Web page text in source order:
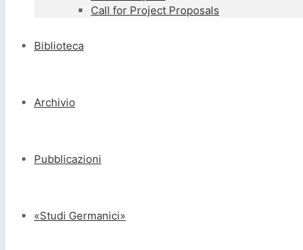
Call for Project Proposals
Biblioteca
Archivio
Pubblicazioni
«Studi Germanici»